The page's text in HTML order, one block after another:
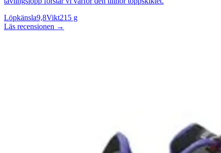
Löpkänsla9,8Vikt215 g
Läs recensionen →